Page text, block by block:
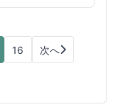
16 次へ